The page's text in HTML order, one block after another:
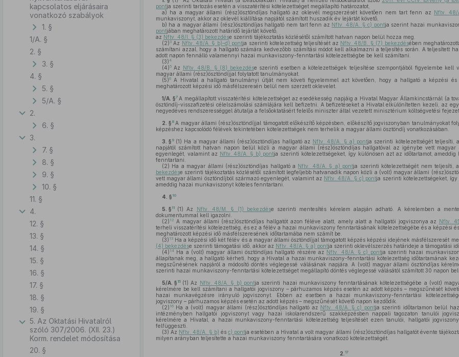
kapcsolatos eljárásaira
vonatkozó szabályok
1. §
1/A. §
2. §
3. §
4. §
5. §
5/A. §
2.
6. §
3.
7. §
8. §
9. §
10. §
11. §
4.
12. §
13. §
14. §
15. §
16. §
17. §
18. §
19. §
5. Az Oktatási Hivatalról
szóló 307/2006. (XII. 23.)
Korm. rendelet módosítása
20. §
pontja szerinti tartozás esetén a visszatérítési kötelezettséget megállapító határozatot,
a) ha a magyar állami (rész)ösztöndíjas hallgató az oklevél megszerzését követően nem tart fenn az Nftv.
munkaviszonyt, akkor az oklevél kiállítása napjától számított huszadik év lejártát követő,
b) ha a magyar állami (rész)ösztöndíjas hallgató nem tart fenn az Nftv. 48/A. § c) pontja szerint hazai
pontjában meghatározott határidő lejártát követő,
az Nftv. 48/I. § (3) bekezdése szerinti tájékoztatás közlésétől számított hatvan napon belül hozza meg.
(2) 3Az Nftv. 48/A. § b)–d) pontja szerinti kötelezettség teljesítését az Nftv. 48/B. § (7) bekezdésében
számítani azzal, hogy a hallgató számára kedvezőbb számítási módot kell alkalmazni a teljesítés során. A teljesített
adott napon fennálló valamennyi hazai munkaviszony-fenntartási kötelezettségbe be kell számítani.
(3)4
(4)5Az Nftv. 48/B. § (8) bekezdése szerinti esetben a kötelezettségek teljesítése szempontjából figyelembe kell
magyar állami (rész)ösztöndíjjal folytatott tanulmányokat.
(5)6A Hivatal a hallgató tanulmányi útját nem követi figyelemmel azt követően, hogy a hallgató a képzési és
meghatározott képzési idő másfélszeresén belül nem szerzett oklevelet.
1/A. §7 A megállapított visszatérítési kötelezettséget az esedékesség napjáig a Hivatal Magyar Államkincstárnál (a
ösztöndíj-visszafizetési célelszámolási számlájára kell befizetni. A befizetéseket a Hivatal elkülönítetten kezeli, az
negyedéves rendszerességgel átutalja a felsőoktatásért felelős miniszter által vezetett minisztérium költségvetési
2. § 8 A magyar állami (rész)ösztöndíjjal támogatott előkészítő képzésben, előkészítő jogviszonyban tanulmányokat
képzéshez kapcsolódó félévek tekintetében kötelezettségek nem terhelik a magyar állami ösztöndíj vonatkozásában.
3. § 9 (1) Ha a magyar állami (rész)ösztöndíjas hallgató az Nftv. 48/A. § a) pontja szerinti kötelezettségét teljesíti,
napjától számított hatvan napon belül közli a magyar állami (rész)ösztöndíjas hallgatóval az igénybe vett magyar
egyenlegét, valamint az Nftv. 48/A. § b) pontja szerinti kötelezettségeket, így különösen azt az időtartamot,
fenntartani.
(2) Ha a magyar állami (rész)ösztöndíjas hallgató a Nftv. 48/A. § a) pontja szerinti kötelezettségét nem teljesíti,
bekezdése szerinti tájékoztatás közlésétől számított legfeljebb hatvanadik napon közli a (volt) magyar állami
vett magyar állami ösztöndíjból származó egyenlegét, valamint az Nftv. 48/A. § c) pontja szerinti kötelezettségeket, így
ameddig hazai munkaviszonyt köteles fenntartani.
4. § 10
5. § 11 (1) Az Nftv. 48/M. § (1) bekezdése szerinti mentesítés kérelem alapján adható. A kérelemben a
dokumentummal kell igazolni.
(2) 12 A magyar állami (rész)ösztöndíjas hallgatót azon féléve alatt, amely alatt a hallgatói jogviszonya az Nftv.
terheli visszatérítési kötelezettség, és ez a félév a hazai munkaviszony fenntartásának kötelezettségébe és a képzési
meghatározott képzési idő másfélszeresének időtartamába nem számít be.
(3) 13Ha a képzési idő két félév és a magyar állami ösztöndíjjal támogatott képzés képzési idejének másfélszeresét
(4) bekezdése szerinti támogatási idő, akkor az Nftv. 48/A. § a) pontja szerinti oklevélszerzés határideje a támogatási
(4) 14Ha a (volt) magyar állami ösztöndíjas hallgató részére az Nftv. 48/A. § c) pontja szerinti hazai
állapítanak meg, a hallgató kérheti, hogy a Hivatal a hazai munkaviszony-fenntartási kötelezettség időtartamának
megszűnésének napjáról a módosító döntés véglegessé válásának napjára. A (volt) magyar állami ösztöndíjas
szerinti hazai munkaviszony-fenntartási kötelezettséget megállapító döntés véglegessé válásától számított 30 napon
5/A. § 15 (1) Az Nftv. 48/A. § b) pontja szerinti hazai munkaviszony fenntartásának kötelezettségébe a (volt)
kérelmére be kell számítani a hallgatói jogviszony – párhuzamos képzés esetén az adott képzés – megszűnését
hazai munkavégzésre irányuló jogviszonyt. Ebben az esetben a hazai munkaviszony-fenntartási
jogviszony – párhuzamos képzés esetén az adott képzés – megszűnését követő napon kezdődik.
(2) 16Ha a (volt) magyar állami (rész)ösztöndíjas hallgató az Nftv. 48/A. § c) pontja szerinti időtartamon belül
intézményben hallgatói jogviszonyt vagy hazai iskolarendszerű szakképzésben nappali tagozaton tanulói
kérelmére a Hivatal, a hazai munkaviszony-fenntartási kötelezettség teljesítését ezen tanulói, hallgatói
felfüggeszti.
(3) Az Nftv. 48/A. § b) ésc) pontja esetében a Hivatal a volt magyar állami (rész)ösztöndíjas hallgatót évente
milyen arányban teljesítette a hazai munkaviszony fenntartására vonatkozó kötelezettségét.
2. 17